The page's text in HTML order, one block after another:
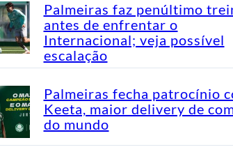
Palmeiras faz penúltimo
antes de enfrentar o
Internacional; veja possível
escalação
Palmeiras fecha patrocínio
Keeta, maior delivery de
do mundo